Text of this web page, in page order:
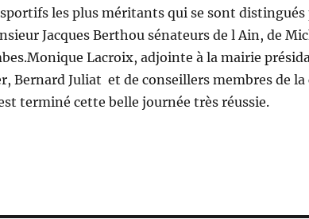
les plus méritants qui se sont
Jacques Berthou sénateurs de l Ain, de
Lacroix, adjointe à la mairie
Bernard Juliat et de conseillers membres de
terminé cette belle journée très réussie.